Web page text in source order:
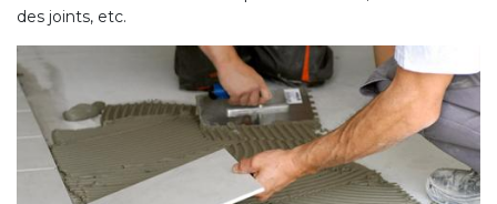
des joints, etc.